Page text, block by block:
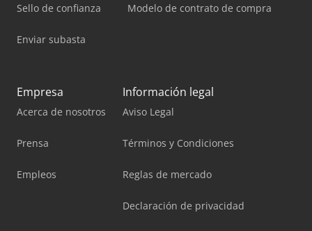
Sello de confianza
Enviar subasta
Modelo de contrato de compra
Empresa
Acerca de nosotros
Prensa
Empleos
Información legal
Aviso Legal
Términos y Condiciones
Reglas de mercado
Declaración de privacidad